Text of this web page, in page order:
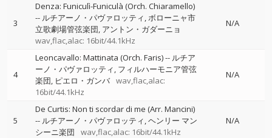
3
Denza: Funiculì-Funiculà (Orch. Chiaramello)
-- ルチアーノ・パヴァロッティ ボローニャ市
立歌劇場管弦楽団 アントン・ガダーニョ
wav,flac,alac: 16bit/44.1kHz
N/A
4
Leoncavallo: Mattinata (Orch. Faris)-- ルチア
ーノ・パヴァロッティ フィルハーモニア管弦
楽団 ピエロ・ガンバ wav,flac,alac:
16bit/44.1kHz
N/A
5
De Curtis: Non ti scordar di me (Arr. Mancini)
-- ルチアーノ・パヴァロッティ ヘンリー マン
シーニ楽団
wav,flac,alac: 16bit/44.1kHz
N/A